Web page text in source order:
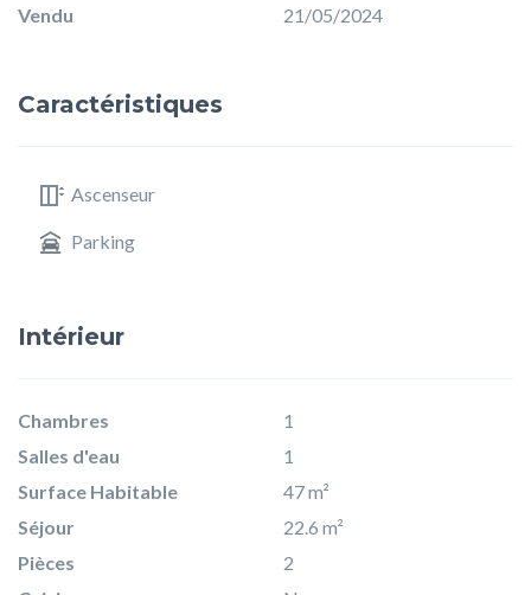
Vendu
21/05/2024
Caractéristiques
Ascenseur
Parking
Intérieur
Chambres
1
Salles d'eau
1
Surface Habitable
47 m²
Séjour
22.6 m²
Pièces
2